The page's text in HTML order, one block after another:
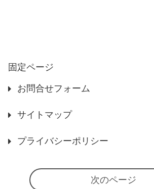
固定ページ
お問合せフォーム
サイトマップ
プライバシーポリシー
次のページ